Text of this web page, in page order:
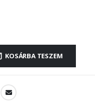
KOSÁRBA TESZEM